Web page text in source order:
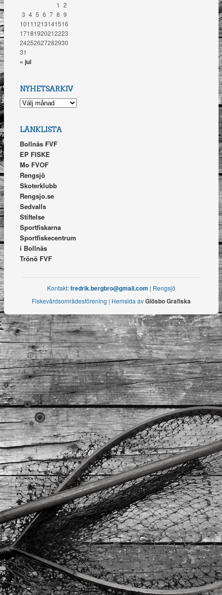
1 2
3 4 5 6 7 8 9
10111213141516
17181920212223
24252627282930
31
« jul
NYHETSARKIV
NYHETSARKIV
LÄNKLISTA
Bollnäs FVF
EP FISKE
Mo FVOF
Rengsjö
Skoterklubb
Rengsjo.se
Sedvalls
Stiftelse
Sportfiskarna
Sportfiskecentrum
i Bollnäs
Trönö FVF
Kontakt:fredrik.bergbro@gmail.com | Rengsjö
Fiskevårdsområdesförening | Hemsida avGlösbo Grafiska